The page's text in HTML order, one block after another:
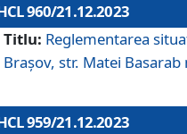
960/21.12.2023
Titlu: Reglementarea
Brașov, str. Matei Basarab
959/21.12.2023